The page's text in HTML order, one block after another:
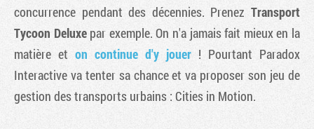
concurrence pendant des décennies. Prenez Transport
Tycoon Deluxepar exemple. On n'a jamais fait mieux en la
matière et on continue d'y jouer ! Pourtant Paradox
Interactive va tenter sa chance et va proposer son jeu de
gestion des transports urbains : Cities in Motion.